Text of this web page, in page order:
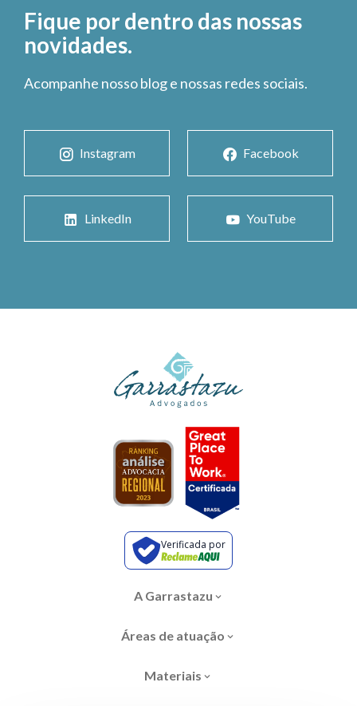
Fique por dentro das nossas
novidades.
Acompanhe nosso blog e nossas redes sociais.
Instagram Facebook
LinkedIn YouTube
Verificada por
A Garrastazu
Áreas de atuação
Materiais